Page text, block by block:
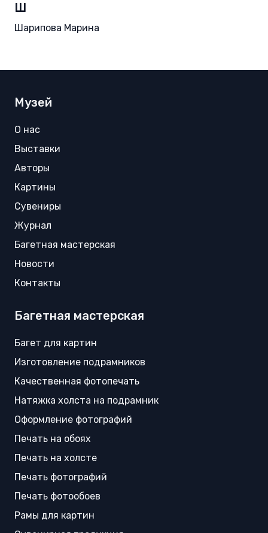
Ш
Шарипова Марина
Музей
О нас
Выставки
Авторы
Картины
Сувениры
Журнал
Багетная мастерская
Новости
Контакты
Багетная мастерская
Багет для картин
Изготовление подрамников
Качественная фотопечать
Натяжка холста на подрамник
Оформление фотографий
Печать на обоях
Печать на холсте
Печать фотографий
Печать фотообоев
Рамы для картин